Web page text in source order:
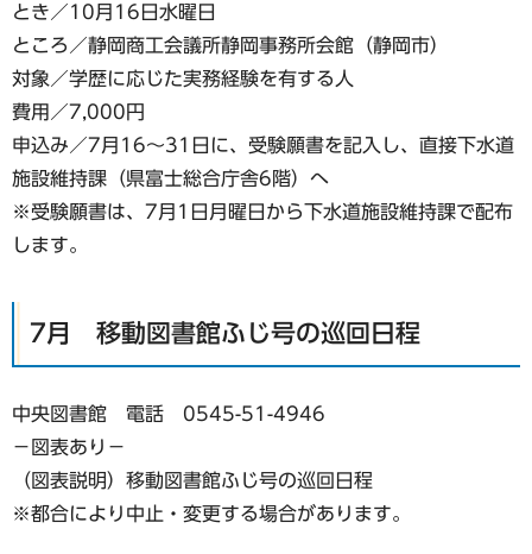
とき／10月16日水曜日
ところ／静岡商工会議所静岡事務所会館（静岡市）
対象／学歴に応じた実務経験を有する人
費用／7,000円
申込み／7月16～31日に、受験願書を記入し、直接下水道
施設維持課（県富士総合庁舎6階）へ
※受験願書は、7月1日月曜日から下水道施設維持課で配布
します。
7月 移動図書館ふじ号の巡回日程
中央図書館 電話 0545-51-4946
−図表あり−
（図表説明）移動図書館ふじ号の巡回日程
※都合により中止・変更する場合があります。